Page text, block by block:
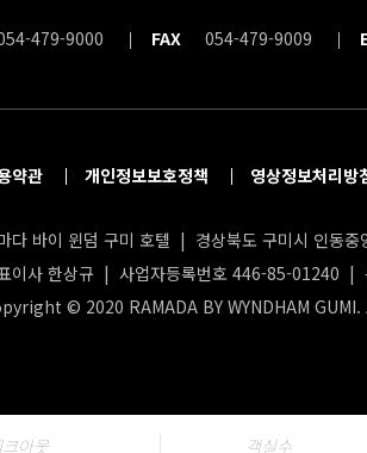
479-9000 FAX 054-479-9009
약관 개인정보보호정책 영상정보처리방
다 바이 윈덤 구미 호텔 | 경상북도 구미시 인동
이사 한상규 | 사업자등록번호 446-85-01240 |
© 2020 RAMADA BY WYNDHAM
크아웃 객실수